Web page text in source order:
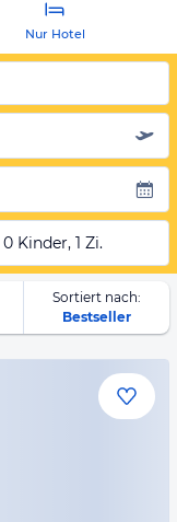
Nur Hotel
Kinder, 1 Zi.
Sortiert nach:
Bestseller